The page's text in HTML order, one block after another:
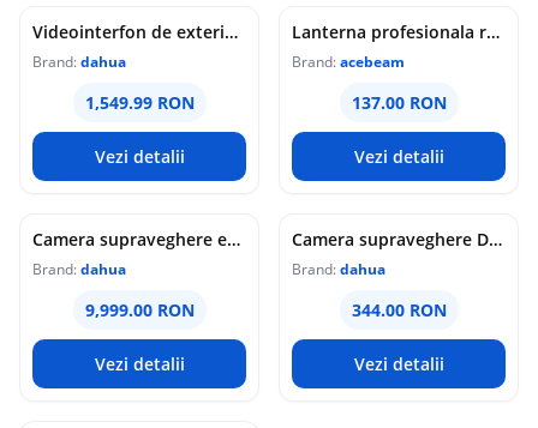
Videointerfon de exterior IP WiFi Dahua VTO6631QB-WP, 2MP, ecran 5 inch, acces prin PIN/recunoastere faciala/card/Bluetooth, slot card, microfon/difuzor, PoE
Brand:dahua
1,549.99 RON
Vezi detalii
Lanterna profesionala reincarcabila Acebeam Pokelit AA, 1000 lumeni, 105 m, gri
Brand:acebeam
137.00 RON
Vezi detalii
Camera supraveghere exterior analogica Dome cu iluminare duala Dahua HAC-HDW1549X-IL-A-PRO-0360B-DIP, 5 MP, 2.8 mm, IR/lumina calda 50 m, microfon dublu
Brand:dahua
9,999.00 RON
Vezi detalii
Camera supraveghere Dome analogica Dahua WizColor HAC-HDW1549X-A-PRO-0360B-DIP, 5 MP, 3.6 mm, lumina calda 50 m, microfon dublu
Brand:dahua
344.00 RON
Vezi detalii